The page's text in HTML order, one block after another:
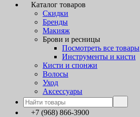
Каталог товаров
Скидки
Бренды
Макияж
Брови и ресницы
Посмотреть все товары
Инструменты и кисти
Кисти и спонжи
Волосы
Уход
Аксессуары
+7 (968) 866-3900